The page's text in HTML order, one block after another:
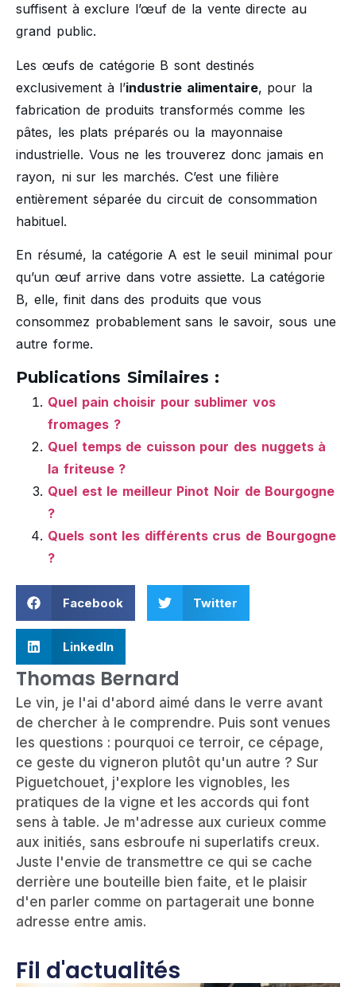
suffisent à exclure l’œuf de la vente directe au
grand public.
Les œufs de catégorie B sont destinés
exclusivement à l’industrie alimentaire, pour la
fabrication de produits transformés comme les
pâtes, les plats préparés ou la mayonnaise
industrielle. Vous ne les trouverez donc jamais en
rayon, ni sur les marchés. C’est une filière
entièrement séparée du circuit de consommation
habituel.
En résumé, la catégorie A est le seuil minimal pour
qu’un œuf arrive dans votre assiette. La catégorie
B, elle, finit dans des produits que vous
consommez probablement sans le savoir, sous une
autre forme.
Publications Similaires :
Quel pain choisir pour sublimer vos
fromages ?
Quel temps de cuisson pour des nuggets à
la friteuse ?
Quel est le meilleur Pinot Noir de Bourgogne
?
Quels sont les différents crus de Bourgogne
?
Facebook Twitter
LinkedIn
Thomas Bernard
Le vin, je l'ai d'abord aimé dans le verre avant
de chercher à le comprendre. Puis sont venues
les questions : pourquoi ce terroir, ce cépage,
ce geste du vigneron plutôt qu'un autre ? Sur
Piguetchouet, j'explore les vignobles, les
pratiques de la vigne et les accords qui font
sens à table. Je m'adresse aux curieux comme
aux initiés, sans esbroufe ni superlatifs creux.
Juste l'envie de transmettre ce qui se cache
derrière une bouteille bien faite, et le plaisir
d'en parler comme on partagerait une bonne
adresse entre amis.
Fil d'actualités